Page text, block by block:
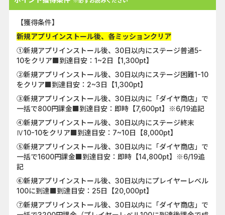
【獲得条件】
新規アプリインストール後、各ミッションクリア
①新規アプリインストール後、30日以内にステージ普通5-
10をクリア■到達目安：1~2日【1,300pt】
②新規アプリインストール後、30日以内にステージ困難1-10
をクリア■到達目安：2~3日【1,300pt】
③新規アプリインストール後、30日以内に「ダイヤ商店」で
一括で800円課金■到達目安：即時【7,600pt】※6/19追記
④新規アプリインストール後、30日以内にステージ終末
Ⅳ10-10をクリア■到達目安：7~10日【8,000pt】
⑤新規アプリインストール後、30日以内に「ダイヤ商店」で
一括で1600円課金■到達目安：即時【14,800pt】※6/19追
記
⑥新規アプリインストール後、30日以内にプレイヤーレベル
100に到達■到達目安：25日【20,000pt】
⑦新規アプリインストール後、30日以内に「ダイヤ商店」で